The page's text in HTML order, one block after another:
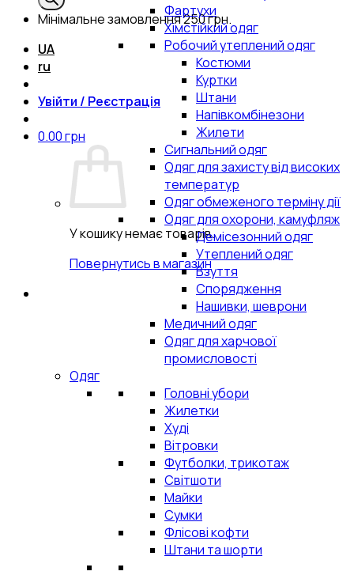
Мінімальне замовлення250 грн.
UA
ru
Увійти / Реєстрація
0.00грн
У кошику немає товарів.
Повернутись в магазин
Фартухи
Хімстійкий одяг
Робочий утеплений одяг
Костюми
Куртки
Штани
Напівкомбінезони
Жилети
Сигнальний одяг
Одяг для захисту від високих
температур
Одяг обмеженого терміну дії
Одяг для охорони, камуфляж
Демісезонний одяг
Утеплений одяг
Взуття
Спорядження
Нашивки, шеврони
Медичний одяг
Одяг для харчової
промисловості
Одяг
Головні убори
Жилетки
Худі
Вітровки
Футболки, трикотаж
Світшоти
Майки
Сумки
Флісові кофти
Штани та шорти